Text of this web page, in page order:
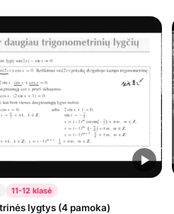
11-12 klasė
lygtys (4 pamoka)